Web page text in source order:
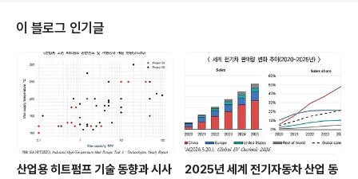
국 기업 40개사가 참여한 가운데 비즈니스 상담회도 열렸
습니다. 여기서 30여 건의 일대일 상담을 진행해 약 500
만 달러 규모의 계약 집계액을 도출했습니다. ‘제1차 셔틀
경제협력단’은 지난 1월 정상 UAE 순방 시 기업 간 양해각
서 등의 성과 이행상황을 현장에서 점검하고 추진하며 신
중동 붐 조성을 통한 경제활력 제..
이 블로그 인기글
산업용 히트펌프 기술 동향과 시사
2025년 세계 전기자동차 산업 동